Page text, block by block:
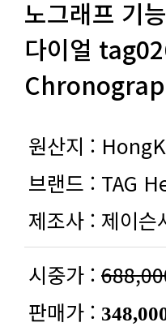
원산지 :
브랜드 : TAG
제조사 : 제이슨
시중가 :
판매가 :